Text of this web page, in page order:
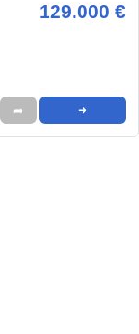
129.000 €
➦ ➜